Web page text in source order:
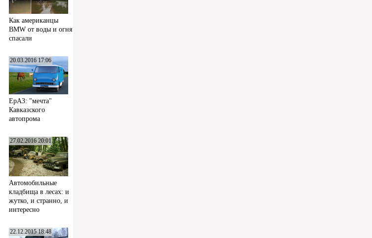
Как американцы
BMW от воды и огня
спасали
20.03.2016 17:06
ЕрАЗ: "мечта"
Кавказского
автопрома
27.02.2016 20:01
Автомобильные
кладбища в лесах: и
жутко, и странно, и
интересно
22.12.2015 18:48